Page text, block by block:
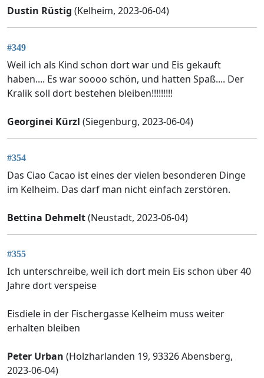
Dustin Rüstig (Kelheim, 2023-06-04)
#349
Weil ich als Kind schon dort war und Eis gekauft
haben.... Es war soooo schön, und hatten Spaß.... Der
Kralik soll dort bestehen bleiben!!!!!!!!!
Georginei Kürzl (Siegenburg, 2023-06-04)
#354
Das Ciao Cacao ist eines der vielen besonderen Dinge
im Kelheim. Das darf man nicht einfach zerstören.
Bettina Dehmelt(Neustadt, 2023-06-04)
#355
Ich unterschreibe, weil ich dort mein Eis schon über 40
Jahre dort verspeise
Eisdiele in der Fischergasse Kelheim muss weiter
erhalten bleiben
Peter Urban (Holzharlanden 19, 93326 Abensberg,
2023-06-04)